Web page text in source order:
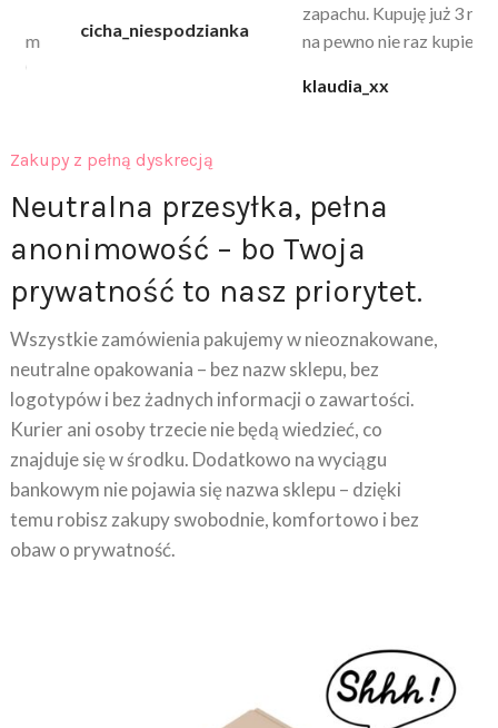
cicha_niespodzianka
zapachu. Kupuję już 3 raz i
na pewno nie raz kupie
klaudia_xx
Zakupy z pełną dyskrecją
Neutralna przesyłka, pełna
anonimowość – bo Twoja
prywatność to nasz priorytet.
Wszystkie zamówienia pakujemy w nieoznakowane,
neutralne opakowania – bez nazw sklepu, bez
logotypów i bez żadnych informacji o zawartości.
Kurier ani osoby trzecie nie będą wiedzieć, co
znajduje się w środku. Dodatkowo na wyciągu
bankowym nie pojawia się nazwa sklepu – dzięki
temu robisz zakupy swobodnie, komfortowo i bez
obaw o prywatność.